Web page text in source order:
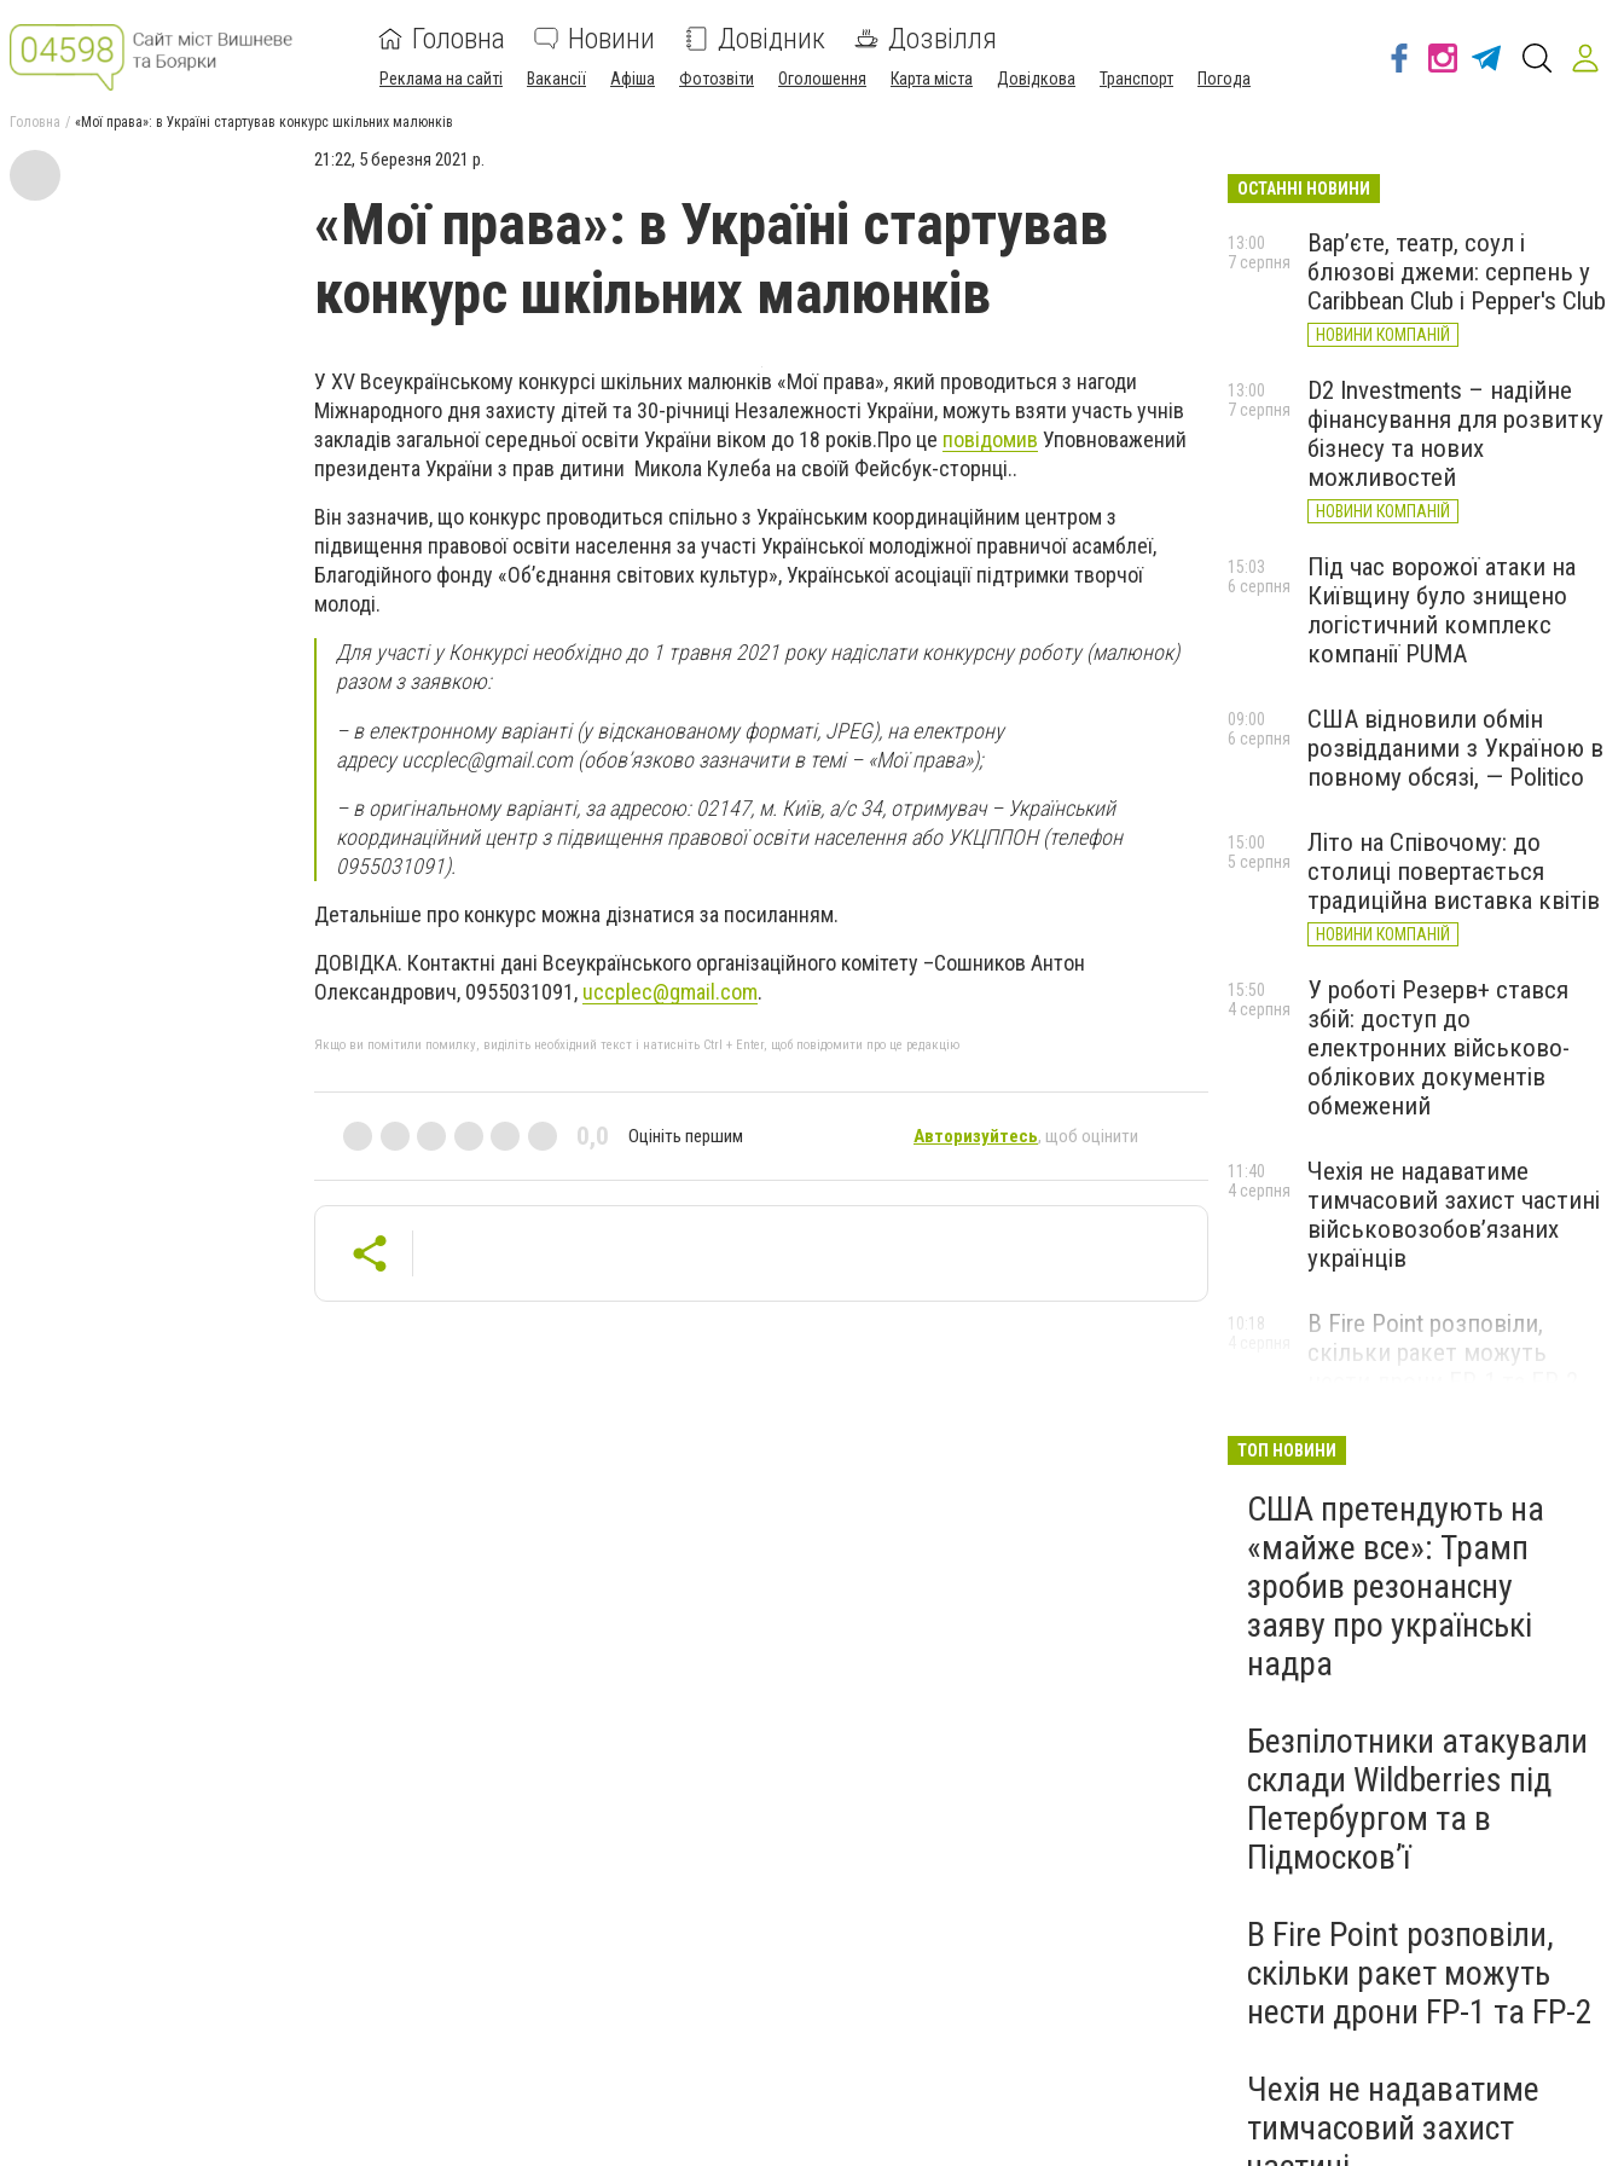
Головна Новини Довідник Дозвілля
Реклама на сайті Вакансії Афіша Фотозвіти Оголошення Карта міста Довідкова Транспорт Погода
Головна «Мої права»: в Україні стартував конкурс шкільних малюнків
21:22, 5 березня 2021 р.
«Мої права»: в Україні стартував
конкурс шкільних малюнків
У XV Всеукраїнському конкурсі шкільних малюнків «Мої права», який проводиться з нагоди
Міжнародного дня захисту дітей та 30-річниці Незалежності України, можуть взяти участь учнів
закладів загальної середньої освіти України віком до 18 років.Про це повідомив Уповноважений
президента України з прав дитини Микола Кулеба на своїй Фейсбук-сторнці..
Він зазначив, що конкурс проводиться спільно з Українським координаційним центром з
підвищення правової освіти населення за участі Української молодіжної правничої асамблеї,
Благодійного фонду «Об’єднання світових культур», Української асоціації підтримки творчої
молоді.
Для участі у Конкурсі необхідно до 1 травня 2021 року надіслати конкурсну роботу (малюнок)
разом з заявкою:
– в електронному варіанті (у відсканованому форматі, JPEG), на електрону
адресуuccplec@gmail.com(обов’язково зазначити в темі – «Мої права»);
– в оригінальному варіанті, за адресою: 02147, м. Київ, а/с 34, отримувач – Український
координаційний центр з підвищення правової освіти населення або УКЦППОН (телефон
0955031091).
Детальніше про конкурс можна дізнатися за посиланням.
ДОВІДКА. Контактні дані Всеукраїнського організаційного комітету –Сошников Антон
Олександрович, 0955031091, uccplec@gmail.com.
Якщо ви помітили помилку, виділіть необхідний текст і натисніть Ctrl + Enter, щоб повідомити про це редакцію
0,0 Оцініть першим Авторизуйтесь, щоб оцінити
ОСТАННІ НОВИНИ
Вар’єте, театр, соул і
блюзові джеми: серпень у
Caribbean Club і Pepper's Club
НОВИНИ КОМПАНІЙ
13:00
7 серпня
D2 Investments – надійне
фінансування для розвитку
бізнесу та нових
можливостей
НОВИНИ КОМПАНІЙ
13:00
7 серпня
Під час ворожої атаки на
Київщину було знищено
логістичний комплекс
компанії PUMA
15:03
6 серпня
США відновили обмін
розвідданими з Україною в
повному обсязі, — Politico
09:00
6 серпня
Літо на Співочому: до
столиці повертається
традиційна виставка квітів
НОВИНИ КОМПАНІЙ
15:00
5 серпня
У роботі Резерв+ стався
збій: доступ до
електронних військово-
облікових документів
обмежений
15:50
4 серпня
Чехія не надаватиме
тимчасовий захист частині
військовозобов’язаних
українців
11:40
4 серпня
В Fire Point розповіли,
скільки ракет можуть
10:18
ТОП НОВИНИ
США претендують на
«майже все»: Трамп
зробив резонансну
заяву про українські
надра
Безпілотники атакували
склади Wildberries під
Петербургом та в
Підмосков’ї
В Fire Point розповіли,
скільки ракет можуть
нести дрони FP-1 та FP-2
Чехія не надаватиме
тимчасовий захист